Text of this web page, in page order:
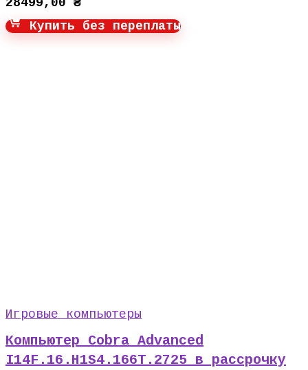
28499,00 ₴
Купить без переплаты
Игровые компьютеры
Компьютер Cobra Advanced
I14F.16.H1S4.166T.2725 в рассрочку